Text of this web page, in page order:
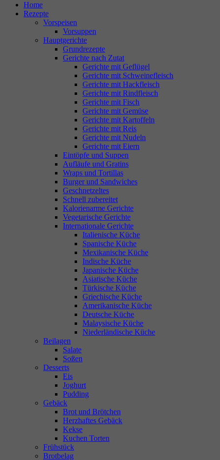
Home
Rezepte
Vorspeisen
Vorsuppen
Hauptgerichte
Grundrezepte
Gerichte nach Zutat
Gerichte mit Geflügel
Gerichte mit Schweinefleisch
Gerichte mit Hackfleisch
Gerichte mit Rindfleisch
Gerichte mit Fisch
Gerichte mit Gemüse
Gerichte mit Kartoffeln
Gerichte mit Reis
Gerichte mit Nudeln
Gerichte mit Eiern
Eintöpfe und Suppen
Aufläufe und Gratins
Wraps und Tortillas
Burger und Sandwiches
Geschnetzeltes
Schnell zubereitet
Kalorienarme Gerichte
Vegetarische Gerichte
Internationale Gerichte
Italienische Küche
Spanische Küche
Mexikanische Küche
Indische Küche
Japanische Küche
Asiatische Küche
Türkische Küche
Griechische Küche
Amerikanische Küche
Deutsche Küche
Malaysische Küche
Niederländische Küche
Beilagen
Salate
Soßen
Desserts
Eis
Joghurt
Pudding
Gebäck
Brot und Brötchen
Herzhaftes Gebäck
Kekse
Kuchen Torten
Frühstück
Brotbelag